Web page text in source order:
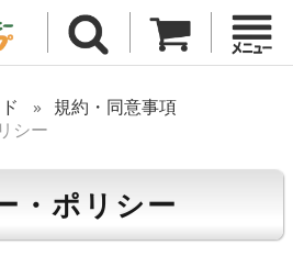
規約・同意事項
シー
・ポリシー